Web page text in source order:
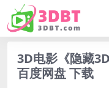
3D电影《隐藏
百度网盘 下载